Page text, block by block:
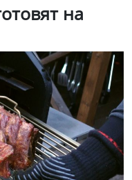
на